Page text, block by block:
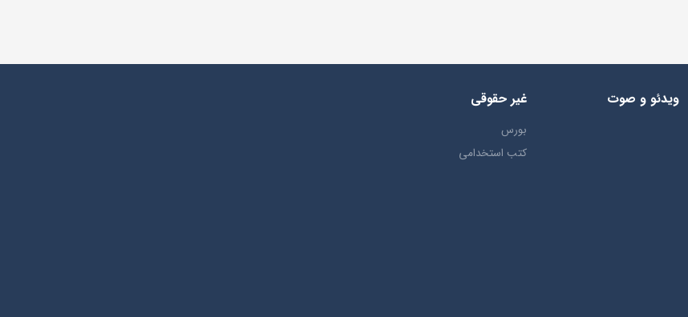
ویدئو و صوت غیر حقوقی
بورس
کتب استخدامی